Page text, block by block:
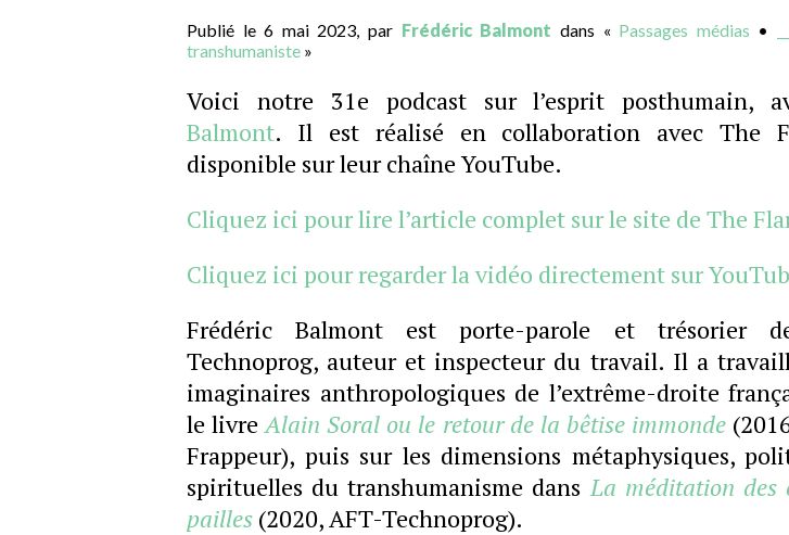
Publié le 6 mai 2023, par Frédéric Balmont dans « Passages médias •
transhumaniste »
Voici notre 31e podcast sur l’esprit posthumain,
Balmont. Il est réalisé en collaboration avec The
disponible sur leur chaîne YouTube.
Cliquez ici pour lire l’article complet sur le site de The
Cliquez ici pour regarder la vidéo directement sur
Frédéric Balmont est porte-parole et trésorier
Technoprog, auteur et inspecteur du travail. Il a
imaginaires anthropologiques de l’extrême-droite
le livreAlain Soral ou le retour de la bêtise immonde
Frappeur), puis sur les dimensions métaphysiques,
spirituelles du transhumanisme dansLa méditation des
pailles (2020, AFT-Technoprog).